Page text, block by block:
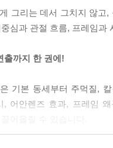
그리는 데서 그치지 않
심과 관절 흐름, 프레임
출까지 한 권에!
기본 동세부터 주먹질,
, 어안렌즈 효과, 프레임